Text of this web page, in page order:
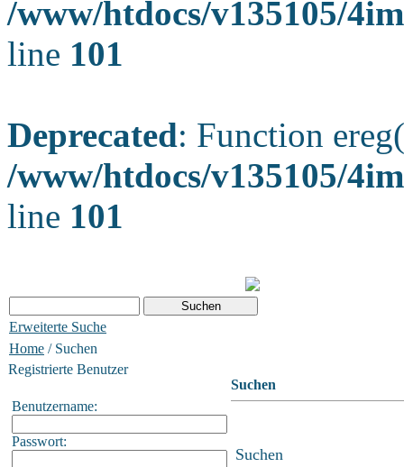
/www/htdocs/v135105/
line 101
Deprecated: Function
/www/htdocs/v135105/
line 101
Erweiterte Suche
Home / Suchen
Registrierte Benutzer
Benutzername:
Passwort:
Suchen
Suchen